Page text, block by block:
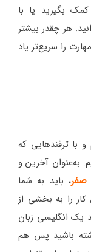
بگیرید یا با
هر چقدر بیشتر
را سریع‌تر یاد
و با ترفندهایی که
به‌عنوان آخرین و
صفر، باید به شما
را به بخشی از
یک انگلیسی زبان
باشید پس هم